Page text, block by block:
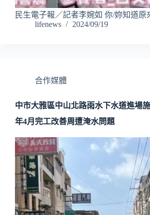
民生電子報／記者李婉如 你/妳知道
lifenews
2024/09/19
合作媒體
中市大雅區中山北路雨水下水道進場
年4月完工改善周遭淹水問題